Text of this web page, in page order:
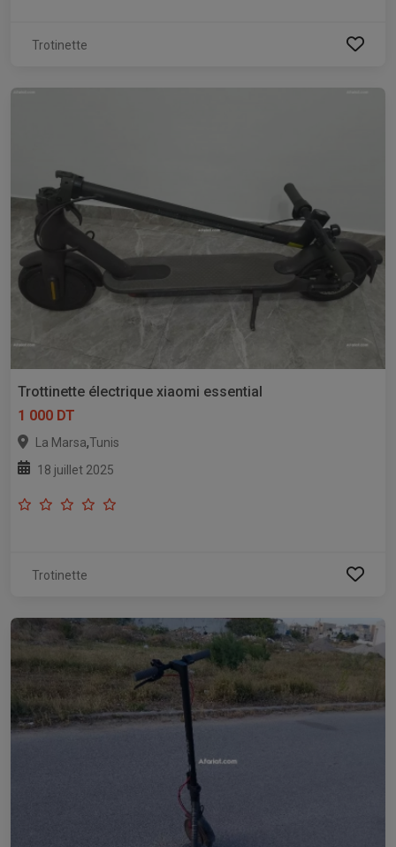
Trotinette
Trottinette électrique xiaomi essential
1 000 DT
La Marsa,Tunis
18 juillet 2025
Trotinette